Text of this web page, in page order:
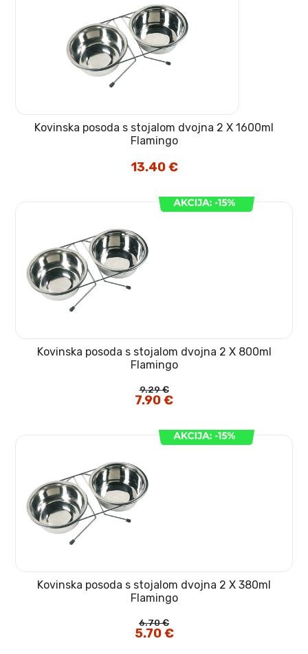
Kovinska posoda s stojalom dvojna 2 X 1600ml
Flamingo
13.40€
Kovinska posoda s stojalom dvojna 2 X 800ml
Flamingo
9.29€
Izvirna
cena
7.90€Trenutna
cena
Kovinska posoda s stojalom dvojna 2 X 380ml
Flamingo
6.70€
Izvirna
cena
5.70€Trenutna
cena